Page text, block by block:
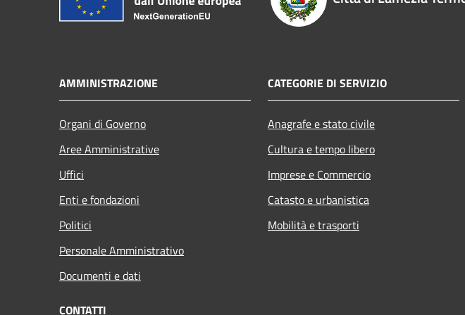
AMMINISTRAZIONE
Organi di Governo
Aree Amministrative
Uffici
Enti e fondazioni
Politici
Personale Amministrativo
Documenti e dati
CATEGORIE DI SERVIZIO
Anagrafe e stato civile
Cultura e tempo libero
Imprese e Commercio
Catasto e urbanistica
Mobilità e trasporti
CONTATTI